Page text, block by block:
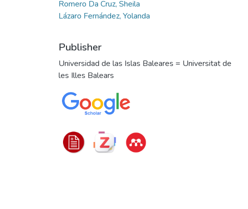
Romero Da Cruz, Sheila
Lázaro Fernández, Yolanda
Publisher
Universidad de las Islas Baleares = Universitat de
les Illes Balears